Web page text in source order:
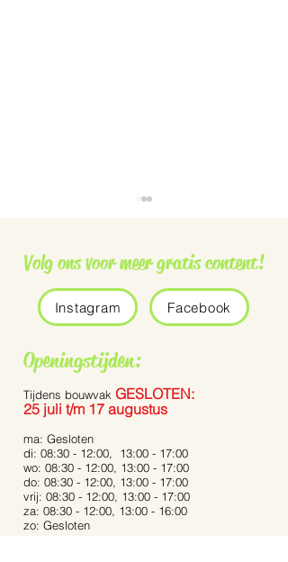
Grauwe vliegenvanger
Volg ons voor meer gratis content!
Instagram Facebook
Openingstijden:
Tijdens bouwvak GESLOTEN:
25 juli t/m 17 augustus
ma: Gesloten
di: 08:30 - 12:00, 13:00 - 17:00
wo: 08:30 - 12:00, 13:00 - 17:00
do: 08:30 - 12:00, 13:00 - 17:00
vrij: 08:30 - 12:00, 13:00 - 17:00
za: 08:30 - 12:00, 13:00 - 16:00
zo: Gesloten